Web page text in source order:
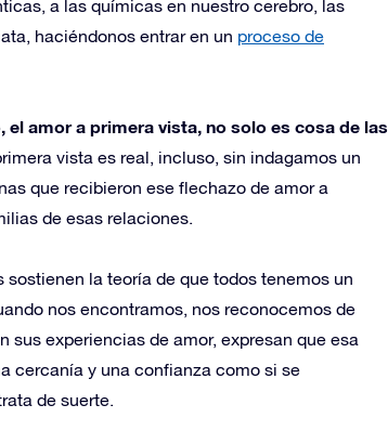
a las químicas en nuestro cerebro, las
haciéndonos entrar en un proceso de
amor a primera vista, no solo es cosa de las
vista es real, incluso, sin indagamos un
que recibieron ese flechazo de amor a
de esas relaciones.
la teoría de que todos tenemos un
nos encontramos, nos reconocemos de
sus experiencias de amor, expresan que esa
cercanía y una confianza como si se
de suerte.